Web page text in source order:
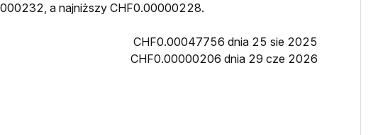
a najniższy CHF0.00000228.
CHF0.00047756 dnia 25 sie 2025
CHF0.00000206 dnia 29 cze 2026